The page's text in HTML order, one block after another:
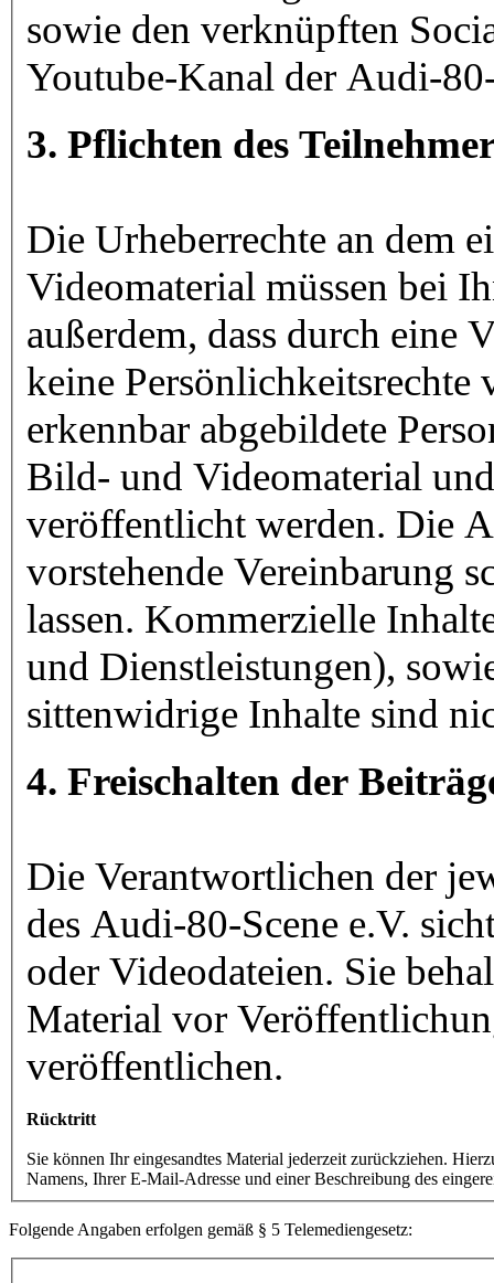
sowie den verknüpften
Youtube-Kanal der Audi-
3. Pflichten des
Die Urheberrechte an dem
Videomaterial müssen bei
außerdem, dass durch eine
keine Persönlichkeitsrechte
erkennbar abgebildete
Bild- und Videomaterial
veröffentlicht werden. Die
vorstehende Vereinbarung
lassen. Kommerzielle
und Dienstleistungen),
sittenwidrige Inhalte sind
4. Freischalten der
Die Verantwortlichen der
des Audi-80-Scene e.V.
oder Videodateien. Sie
Material vor
veröffentlichen.
Rücktritt
Sie können Ihr eingesandtes Material jederzeit zurückziehen.
Namens, Ihrer E-Mail-Adresse und einer Beschreibung des
Folgende Angaben erfolgen gemäß § 5 Telemediengesetz: